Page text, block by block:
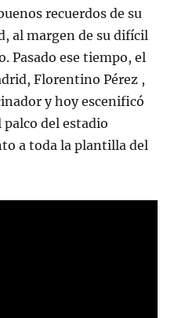
recuerdos de su
al margen de su difícil
Pasado ese tiempo, el
Florentino Pérez ,
y hoy escenificó
palco del estadio
a toda la plantilla del